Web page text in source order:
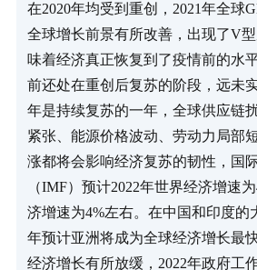
在2020年均受到重创，2021年全球
全球增长前景有所改善，出现了V
味着经济真正恢复到了疫情前的水
前还处在重创后复苏的阶段，远未
年是持续复苏的一年，全球供应链
紧张、能源价格波动、劳动力局部
涨都将会影响经济复苏的韧性，国
（IMF）预计2022年世界经济增速
济增速为4%左右。在中国和印度的
年预计亚洲将成为全球经济增长最
经济增长有所放缓，2022年政府工